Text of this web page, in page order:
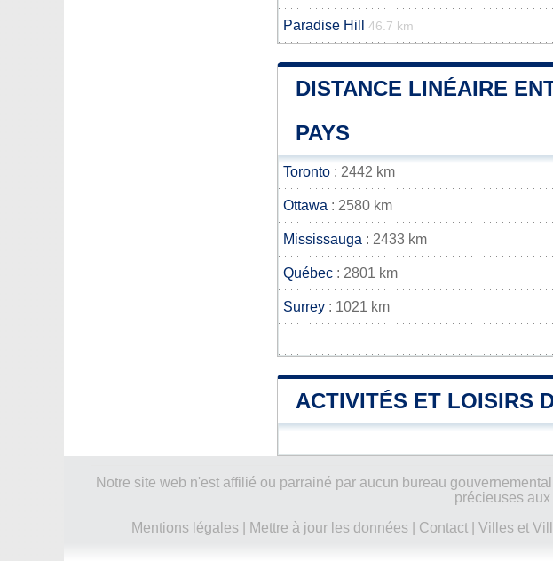
Paradise Hill 46.7 km
DISTANCE LINÉAIRE
PAYS
Toronto : 2442 km
Ottawa : 2580 km
Mississauga : 2433 km
Québec : 2801 km
Surrey : 1021 km
ACTIVITÉS ET LOISIRS
Notre site web n'est affilié ou parrainé par aucun bureau
précieuses
Mentions légales| Mettre à jour les données| Contact| Villes et